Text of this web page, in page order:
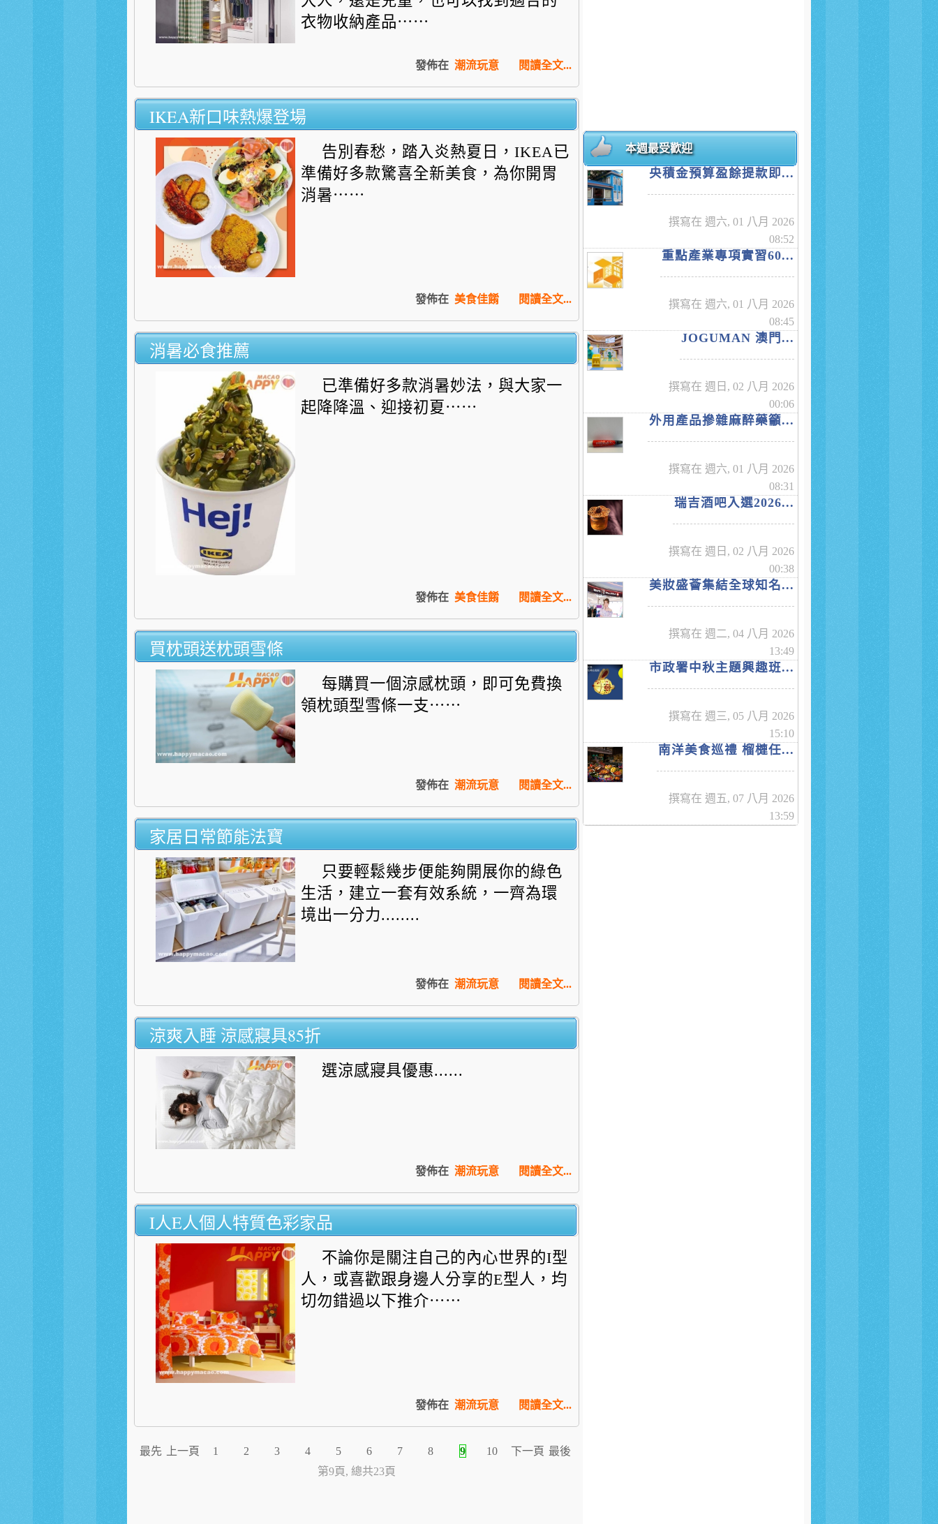
衣物收納產品⋯⋯
閱讀全文...
發佈在 潮流玩意
IKEA新口味熱爆登場
告別春愁，踏入炎熱夏日，IKEA已
準備好多款驚喜全新美食，為你開胃
消暑⋯⋯
閱讀全文...
發佈在 美食佳餚
消暑必食推薦
已準備好多款消暑妙法， 與大家一
起降降溫、迎接初夏⋯⋯
閱讀全文...
發佈在 美食佳餚
買枕頭送枕頭雪條
每購買一個涼感枕頭， 即可免費換
領枕頭型雪條一支⋯⋯
閱讀全文...
發佈在 潮流玩意
家居日常節能法寶
只要輕鬆幾步便能夠開展你的綠色
生活， 建立一套有效系統，一齊為環
境出一分力........
閱讀全文...
發佈在 潮流玩意
涼爽入睡 涼感寢具85折
選涼感寢具優惠......
閱讀全文...
發佈在 潮流玩意
I人E人個人特質色彩家品
不論你是關注自己的內心世界的I型
人， 或喜歡跟身邊人分享的E型人，均
切勿錯過以下推介⋯⋯
閱讀全文...
發佈在 潮流玩意
最先 上一頁 1 2 3 4 5 6 7 8 9 10 下一頁 最後
第9頁, 總共23頁
本週最受歡迎
央積金預算盈餘提款即...
撰寫在 週六, 01 八月 2026
08:52
重點產業專項實習60...
撰寫在 週六, 01 八月 2026
08:45
JOGUMAN 澳門...
撰寫在 週日, 02 八月 2026
00:06
外用產品摻雜麻醉藥籲...
撰寫在 週六, 01 八月 2026
08:31
瑞吉酒吧入選2026...
撰寫在 週日, 02 八月 2026
00:38
美妝盛薈集結全球知名...
撰寫在 週二, 04 八月 2026
13:49
市政署中秋主題興趣班...
撰寫在 週三, 05 八月 2026
15:10
南洋美食巡禮 榴槤任...
撰寫在 週五, 07 八月 2026
13:59